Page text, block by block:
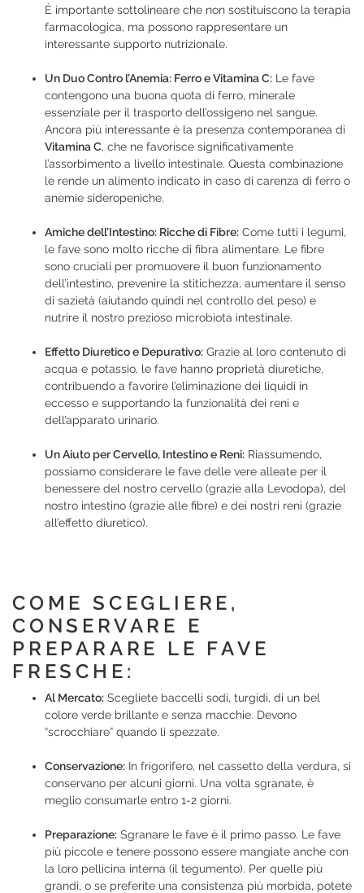
È importante sottolineare che non sostituiscono la terapia
farmacologica, ma possono rappresentare un
interessante supporto nutrizionale.
Un Duo Contro l’Anemia: Ferro e Vitamina C: Le fave
contengono una buona quota di ferro, minerale
essenziale per il trasporto dell’ossigeno nel sangue.
Ancora più interessante è la presenza contemporanea di
Vitamina C, che ne favorisce significativamente
l’assorbimento a livello intestinale. Questa combinazione
le rende un alimento indicato in caso di carenza di ferro o
anemie sideropeniche.
Amiche dell’Intestino: Ricche di Fibre: Come tutti i legumi,
le fave sono molto ricche di fibra alimentare. Le fibre
sono cruciali per promuovere il buon funzionamento
dell’intestino, prevenire la stitichezza, aumentare il senso
di sazietà (aiutando quindi nel controllo del peso) e
nutrire il nostro prezioso microbiota intestinale.
Effetto Diuretico e Depurativo: Grazie al loro contenuto di
acqua e potassio, le fave hanno proprietà diuretiche,
contribuendo a favorire l’eliminazione dei liquidi in
eccesso e supportando la funzionalità dei reni e
dell’apparato urinario.
Un Aiuto per Cervello, Intestino e Reni: Riassumendo,
possiamo considerare le fave delle vere alleate per il
benessere del nostro cervello (grazie alla Levodopa), del
nostro intestino (grazie alle fibre) e dei nostri reni (grazie
all’effetto diuretico).
COME SCEGLIERE,
CONSERVARE E
PREPARARE LE FAVE
FRESCHE:
Al Mercato: Scegliete baccelli sodi, turgidi, di un bel
colore verde brillante e senza macchie. Devono
“scrocchiare” quando li spezzate.
Conservazione: In frigorifero, nel cassetto della verdura, si
conservano per alcuni giorni. Una volta sgranate, è
meglio consumarle entro 1-2 giorni.
Preparazione: Sgranare le fave è il primo passo. Le fave
più piccole e tenere possono essere mangiate anche con
la loro pellicina interna (il tegumento). Per quelle più
grandi, o se preferite una consistenza più morbida, potete